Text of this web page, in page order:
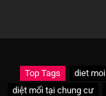
Top Tags diet moi
diệt mối tại chung cư